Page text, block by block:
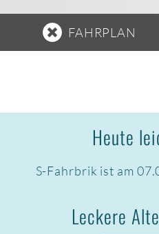
FAHRPLAN
Heute
S-Fahrbrik ist am
Leckere